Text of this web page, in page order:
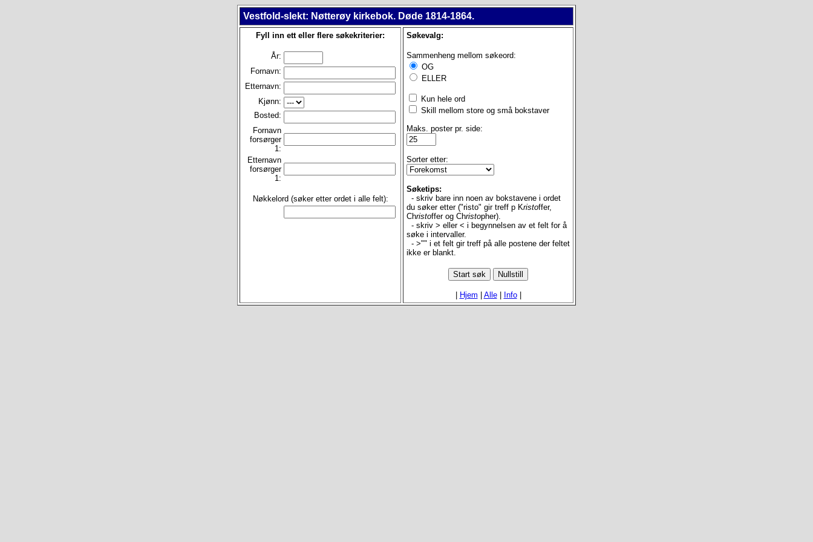
Vestfold-slekt: Nøtterøy kirkebok. Døde 1814-1864.
Fyll inn ett eller flere søkekriterier:
År:
Fornavn:
Etternavn:
Kjønn:
Bosted:
Fornavn
forsørger
1:
Etternavn
forsørger
1:
Nøkkelord (søker etter ordet i alle felt):
Søkevalg:
Sammenheng mellom søkeord:
OG
ELLER
Kun hele ord
Skill mellom store og små bokstaver
Maks. poster pr. side:
Sorter etter:
Søketips:
- skriv bare inn noen av bokstavene i ordet
du søker etter ("risto" gir treff p Kristoffer,
Christoffer og Christopher).
- skriv > eller < i begynnelsen av et felt for å
søke i intervaller.
- >"" i et felt gir treff på alle postene der feltet
ikke er blankt.
Hjem Alle| Info|